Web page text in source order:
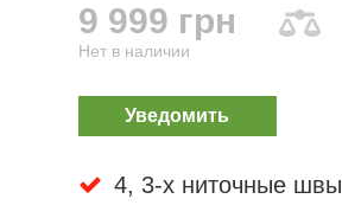
9 999 грн
Нет в наличии
Уведомить
4, 3-х ниточные швы